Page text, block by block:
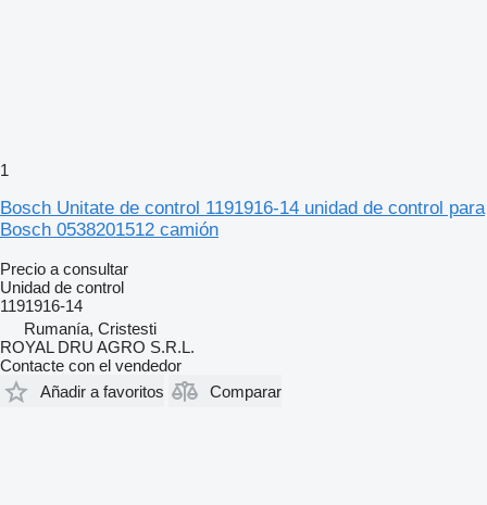
1
Bosch Unitate de control 1191916-14 unidad de control para
Bosch 0538201512 camión
Precio a consultar
Unidad de control
1191916-14
Rumanía, Cristesti
ROYAL DRU AGRO S.R.L.
Contacte con el vendedor
Añadir a favoritos
Comparar